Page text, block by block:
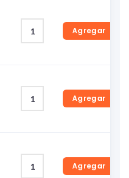
Agregar
Agregar
Agregar